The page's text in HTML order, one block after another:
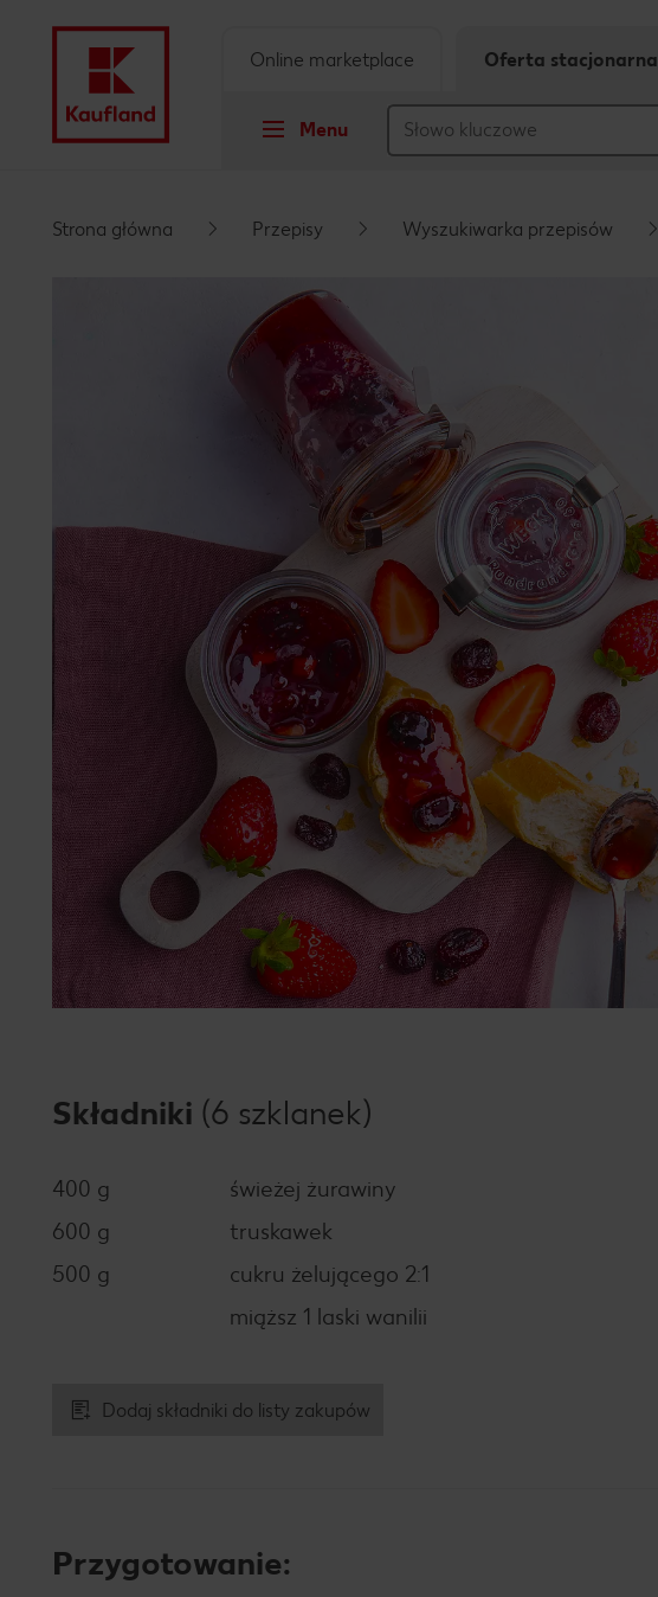
Menu
Online marketplace Oferta stacjonarna
Strona główna Przepisy Wyszukiwarka przepisów
Składniki (6 szklanek)
400 g
świeżej żurawiny
600 g
truskawek
500 g
cukru żelującego 2:1
miąższ 1 laski wanilii
Dodaj składniki do listy zakupów
Przygotowanie: